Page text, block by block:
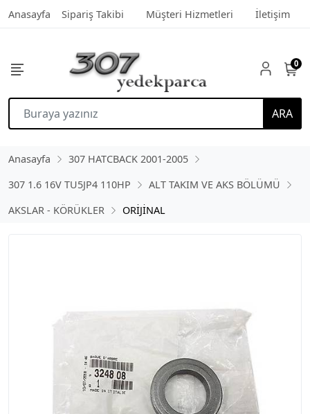
Anasayfa Sipariş Takibi Müşteri Hizmetleri İletişim
ARA
0
Anasayfa
307 HATCBACK 2001-2005
307 1.6 16V TU5JP4 110HP
ALT TAKIM VE AKS BÖLÜMÜ
AKSLAR - KÖRÜKLER
ORİJİNAL